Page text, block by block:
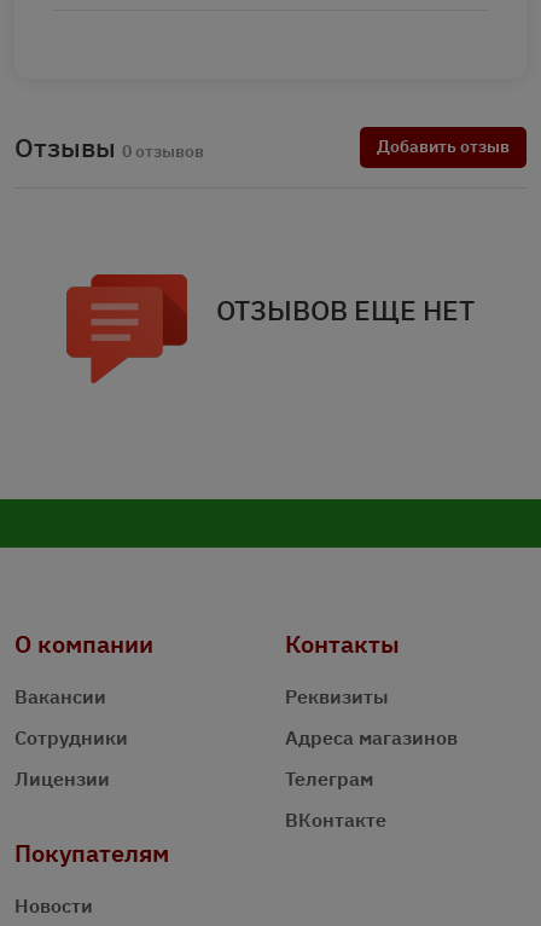
Отзывы 0 отзывов Добавить отзыв
ОТЗЫВОВ ЕЩЕ НЕТ
О компании
Вакансии
Сотрудники
Лицензии
Контакты
Реквизиты
Адреса магазинов
Телеграм
ВКонтакте
Покупателям
Новости